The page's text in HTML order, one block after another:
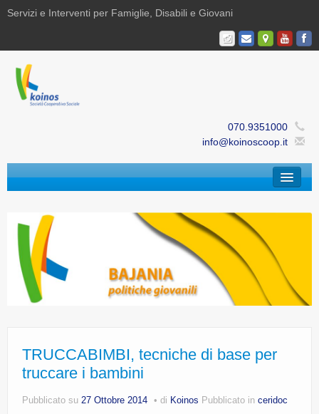
Servizi e Interventi per Famiglie, Disabili e Giovani
070.9351000
info@koinoscoop.it
Area Famiglie e Minori | Efè
Area Disabilità | Paris
Area Giovani | Bajania
CONTATTI
TRUCCABIMBI, tecniche di base per
truccare i bambini
Pubblicato su 27 Ottobre 2014 di Koinos Pubblicato in ceridoc